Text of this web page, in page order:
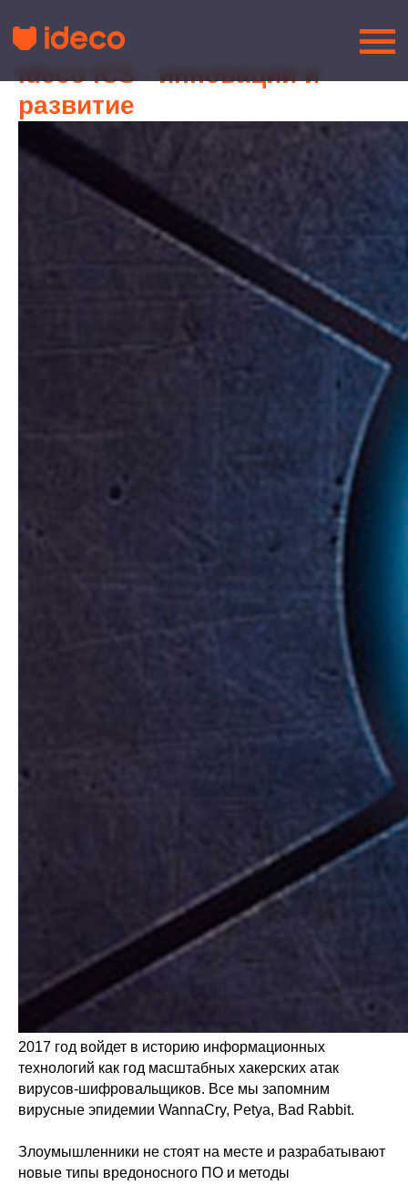
Ideco ICS - инновации и
развитие
2017 год войдет в историю информационных
технологий как год масштабных хакерских атак
вирусов-шифровальщиков. Все мы запомним
вирусные эпидемии WannaCry, Petya, Bad Rabbit.
Злоумышленники не стоят на месте и разрабатывают
новые типы вредоносного ПО и методы